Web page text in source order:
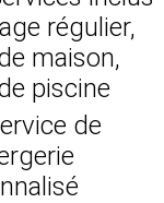
régulier,
maison,
piscine
de